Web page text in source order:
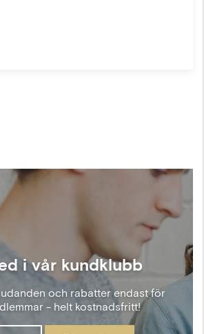
i vår kundklubb
och rabatter endast för
- helt kostnadsfritt!